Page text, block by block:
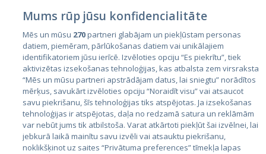
Valstis
Igaunija
Latvija
Lietuva
Mums rūp jūsu konfidencialitāte
Mēs un mūsu 270partneri glabājam un piekļūstam personas
datiem, piemēram, pārlūkošanas datiem vai unikālajiem
identifikatoriem jūsu ierīcē. Izvēloties opciju “Es piekrītu”, tiek
aktivizētas izsekošanas tehnoloģijas, kas atbalsta zem virsraksta
“Mēs un mūsu partneri apstrādājam datus, lai sniegtu” norādītos
mērķus, savukārt izvēloties opciju “Noraidīt visu” vai atsaucot
savu piekrišanu, šīs tehnoloģijas tiks atspējotas. Ja izsekošanas
tehnoloģijas ir atspējotas, daļa no redzamā satura un reklāmām
var nebūt jums tik atbilstoša. Varat atkārtoti piekļūt šai izvēlnei, lai
jebkurā laikā mainītu savu izvēli vai atsauktu piekrišanu,
noklikšķinot uz saites “Privātuma preferences” tīmekļa lapas